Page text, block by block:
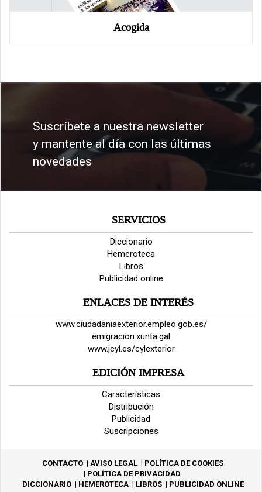
Acogida
Suscríbete a nuestra newsletter
y mantente al día con las últimas
novedades
SERVICIOS
Diccionario
Hemeroteca
Libros
Publicidad online
ENLACES DE INTERÉS
www.ciudadaniaexterior.empleo.gob.es/
emigracion.xunta.gal
www.jcyl.es/cylexterior
EDICIÓN IMPRESA
Características
Distribución
Publicidad
Suscripciones
CONTACTO AVISO LEGAL
POLÍTICA DE COOKIES
POLÍTICA DE PRIVACIDAD
DICCIONARIO
HEMEROTECA LIBROS
PUBLICIDAD ONLINE